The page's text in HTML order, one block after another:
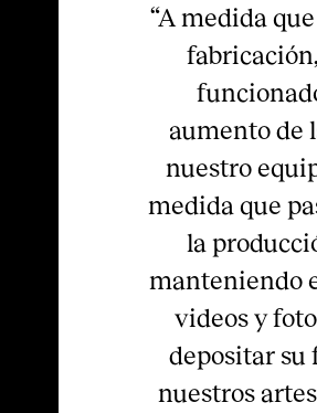
“A medida
aumento de
nuestro
medida que
la
manteniendo
videos y
depositar su
nuestros